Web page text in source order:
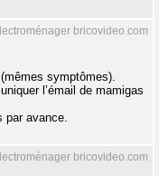
bricovideo.com
symptômes).
l’émail de mamigas
par avance.
bricovideo.com